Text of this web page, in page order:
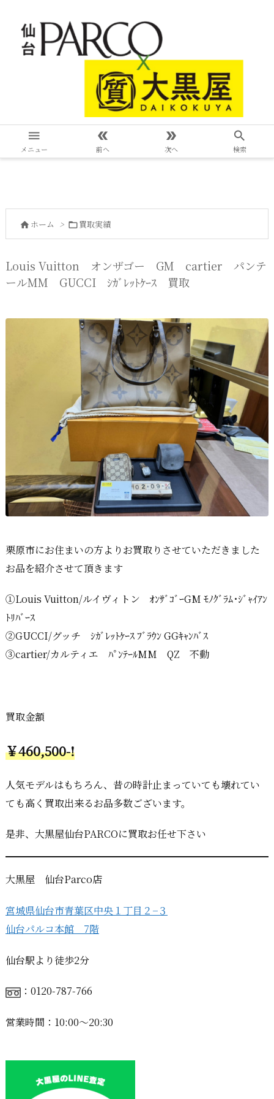

メニュー

前へ

次へ

検索
 ホーム > 買取実績
Louis Vuitton オンザゴー GM cartier パンテ
ールMM GUCCI ｼｶﾞﾚｯﾄｹｰｽ 買取
栗原市にお住まいの方よりお買取りさせていただきました
お品を紹介させて頂きます
①Louis Vuitton/ルイヴィトン ｵﾝｻﾞｺﾞｰGM ﾓﾉｸﾞﾗﾑ･ｼﾞｬｲｱﾝ
ﾄﾘﾊﾞｰｽ
②GUCCI/グッチ ｼｶﾞﾚｯﾄｹｰｽ ﾌﾞﾗｳﾝ GGｷｬﾝﾊﾞｽ
③cartier/カルティエ ﾊﾟﾝﾃｰﾙMM QZ 不動
買取金額
￥460,500-!
人気モデルはもちろん、昔の時計止まっていても壊れてい
ても高く買取出来るお品多数ございます。
是非、大黒屋仙台PARCOに買取お任せ下さい
大黒屋 仙台Parco店
宮城県仙台市青葉区中央１丁目２−３
仙台パルコ本館 7階
仙台駅より徒歩2分
：0120-787-766
営業時間：10:00〜20:30